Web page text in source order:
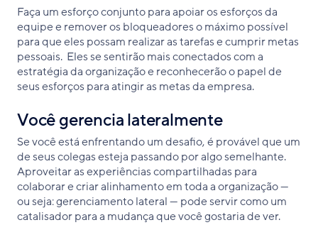
Faça um esforço conjunto para apoiar os esforços da
equipe e remover os bloqueadores o máximo possível
para que eles possam realizar as tarefas e cumprir metas
pessoais. Eles se sentirão mais conectados com a
estratégia da organização e reconhecerão o papel de
seus esforços para atingir as metas da empresa.
Você gerencia lateralmente
Se você está enfrentando um desafio, é provável que um
de seus colegas esteja passando por algo semelhante.
Aproveitar as experiências compartilhadas para
colaborar e criar alinhamento em toda a organização —
ou seja: gerenciamento lateral — pode servir como um
catalisador para a mudança que você gostaria de ver.